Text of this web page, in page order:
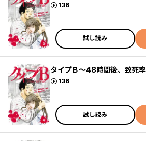
136
ポイント
試し読み
タイプＢ～48時間後、致死
136
ポイント
試し読み